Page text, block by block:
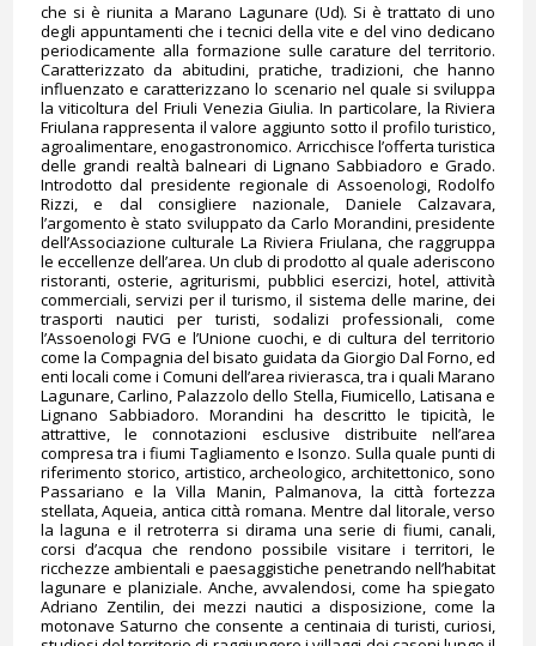
che si è riunita a Marano Lagunare (Ud). Si è trattato di uno
degli appuntamenti che i tecnici della vite e del vino dedicano
periodicamente alla formazione sulle carature del territorio.
Caratterizzato da abitudini, pratiche, tradizioni, che hanno
influenzato e caratterizzano lo scenario nel quale si sviluppa
la viticoltura del Friuli Venezia Giulia. In particolare, la Riviera
Friulana rappresenta il valore aggiunto sotto il profilo turistico,
agroalimentare, enogastronomico. Arricchisce l’offerta turistica
delle grandi realtà balneari di Lignano Sabbiadoro e Grado.
Introdotto dal presidente regionale di Assoenologi, Rodolfo
Rizzi, e dal consigliere nazionale, Daniele Calzavara,
l’argomento è stato sviluppato da Carlo Morandini, presidente
dell’Associazione culturale La Riviera Friulana, che raggruppa
le eccellenze dell’area. Un club di prodotto al quale aderiscono
ristoranti, osterie, agriturismi, pubblici esercizi, hotel, attività
commerciali, servizi per il turismo, il sistema delle marine, dei
trasporti nautici per turisti, sodalizi professionali, come
l’Assoenologi FVG e l’Unione cuochi, e di cultura del territorio
come la Compagnia del bisato guidata da Giorgio Dal Forno, ed
enti locali come i Comuni dell’area rivierasca, tra i quali Marano
Lagunare, Carlino, Palazzolo dello Stella, Fiumicello, Latisana e
Lignano Sabbiadoro. Morandini ha descritto le tipicità, le
attrattive, le connotazioni esclusive distribuite nell’area
compresa tra i fiumi Tagliamento e Isonzo. Sulla quale punti di
riferimento storico, artistico, archeologico, architettonico, sono
Passariano e la Villa Manin, Palmanova, la città fortezza
stellata, Aqueia, antica città romana. Mentre dal litorale, verso
la laguna e il retroterra si dirama una serie di fiumi, canali,
corsi d’acqua che rendono possibile visitare i territori, le
ricchezze ambientali e paesaggistiche penetrando nell’habitat
lagunare e planiziale. Anche, avvalendosi, come ha spiegato
Adriano Zentilin, dei mezzi nautici a disposizione, come la
motonave Saturno che consente a centinaia di turisti, curiosi,